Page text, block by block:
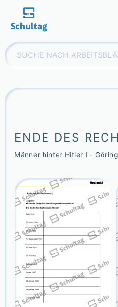
content
Suchen
nach:
ENDE DES
Männer hinter Hitler I -